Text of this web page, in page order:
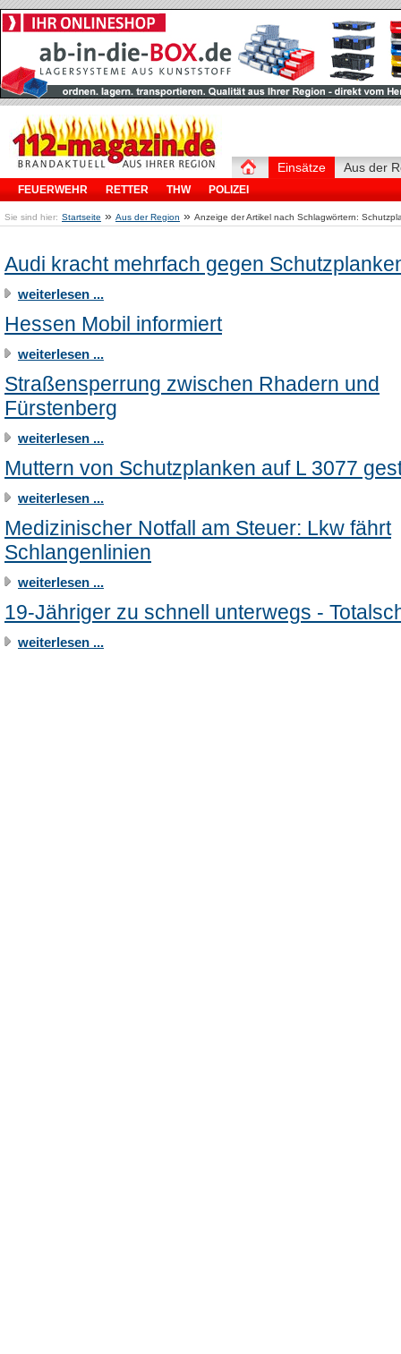
Einsätze
FEUERWEHR RETTER THW POLIZEI
Aus der
Sie sind hier: Startseite » Aus der Region » Anzeige der Artikel nach Schlagwörtern:
Audi kracht mehrfach gegen
weiterlesen ...
Hessen Mobil informiert
weiterlesen ...
Straßensperrung zwischen Rhadern und
Fürstenberg
weiterlesen ...
Muttern von Schutzplanken auf L 3077
weiterlesen ...
Medizinischer Notfall am Steuer: Lkw fährt
Schlangenlinien
weiterlesen ...
19-Jähriger zu schnell unterwegs -
weiterlesen ...